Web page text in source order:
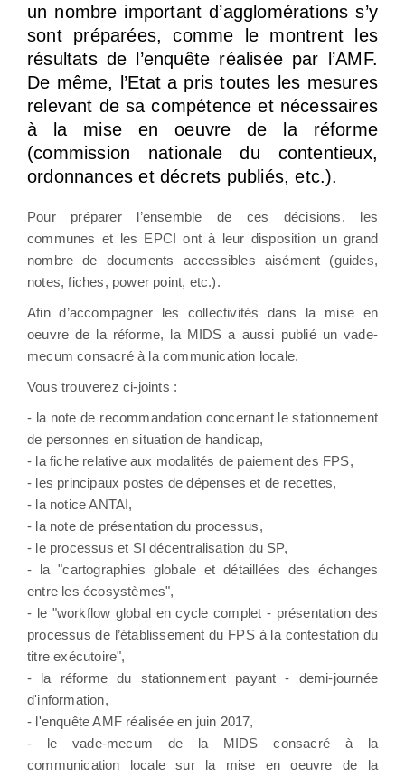
un nombre important d’agglomérations s’y
sont préparées, comme le montrent les
résultats de l’enquête réalisée par l’AMF.
De même, l’Etat a pris toutes les mesures
relevant de sa compétence et nécessaires
à la mise en oeuvre de la réforme
(commission nationale du contentieux,
ordonnances et décrets publiés, etc.).
Pour préparer l’ensemble de ces décisions, les
communes et les EPCI ont à leur disposition un grand
nombre de documents accessibles aisément (guides,
notes, fiches, power point, etc.).
Afin d’accompagner les collectivités dans la mise en
oeuvre de la réforme, la MIDS a aussi publié un vade-
mecum consacré à la communication locale.
Vous trouverez ci-joints :
- la note de recommandation concernant le stationnement
de personnes en situation de handicap,
- la fiche relative aux modalités de paiement des FPS,
- les principaux postes de dépenses et de recettes,
- la notice ANTAI,
- la note de présentation du processus,
- le processus et SI décentralisation du SP,
- la "cartographies globale et détaillées des échanges
entre les écosystèmes",
- le "workflow global en cycle complet - présentation des
processus de l’établissement du FPS à la contestation du
titre exécutoire",
- la réforme du stationnement payant - demi-journée
d'information,
- l'enquête AMF réalisée en juin 2017,
- le vade-mecum de la MIDS consacré à la
communication locale sur la mise en oeuvre de la